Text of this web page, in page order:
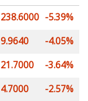
238.6000 -5.39%
9.9640
-4.05%
21.7000
-3.64%
4.7000
-2.57%